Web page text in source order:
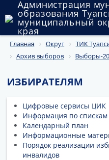
Администрация
образования
муниципальный
края
Округ
Государственный и
Муниципальное
Публичные слушания и
Главная Округ
ТИК
Архив выборов
Выборы-
ИЗБИРАТЕЛЯМ
Цифровые сервисы ЦИК
Информация по спискам
Календарный план
Информационные
Порядок реализации
инвалидов